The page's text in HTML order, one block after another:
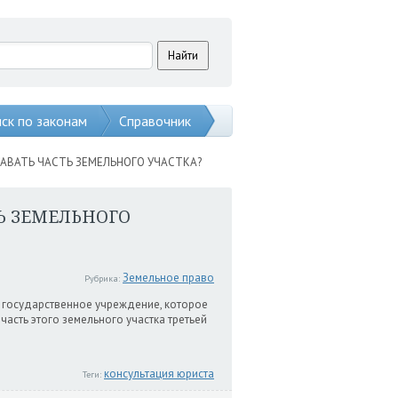
по законам Справочник
ЧАСТЬ ЗЕМЕЛЬНОГО УЧАСТКА?
ЗЕМЕЛЬНОГО
Рубрика: Земельное право
учреждение, которое
этого земельного участка третьей
Теги: консультация юриста